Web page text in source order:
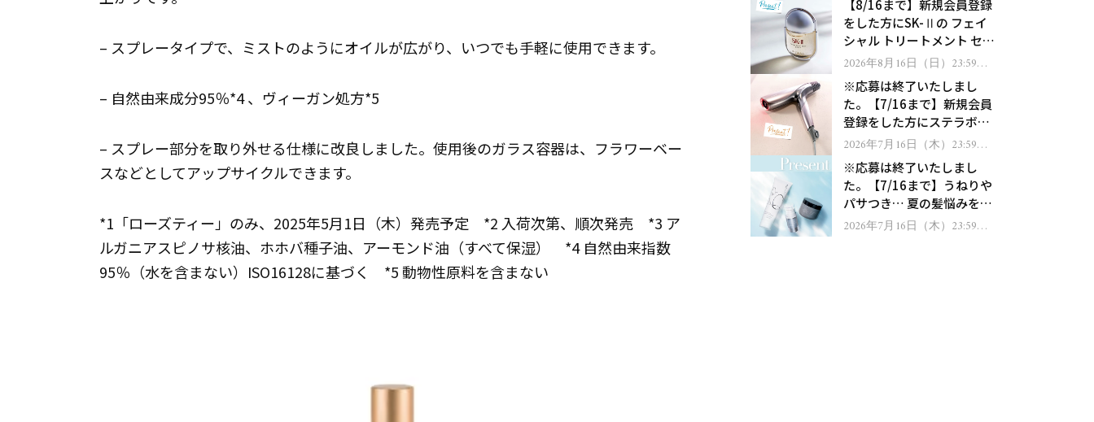
– スプレータイプで、ミストのようにオイルが広がり、いつでも手軽に使用できます。
– 自然由来成分95％*4 、ヴィーガン処方*5
– スプレー部分を取り外せる仕様に改良しました。使用後のガラス容器は、フラワーベー
スなどとしてアップサイクルできます。
*1「ローズティー」のみ、2025年5月1日（木）発売予定 *2 入荷次第、順次発売 *3 ア
ルガニアスピノサ核油、ホホバ種子油、アーモンド油（すべて保湿） *4 自然由来指数
95％（水を含まない）ISO16128に基づく *5 動物性原料を含まない
【8/16まで】新規会員登録
をした方にSK-Ⅱの フェイ
シャル トリートメント セラ
ムをプレゼント！
2026年8月16日（日）23:59ま
※応募は終了いたしまし
た。【7/16まで】新規会員
登録をした方にステラボー
テのシャインリバース ヘア
ゼント！
2026年7月16日（木）23:59ま
※応募は終了いたしまし
た。【7/16まで】うねりや
パサつき… 夏の髪悩みを解
消するヘアケアアイテムを
2026年7月16日（木）23:59ま